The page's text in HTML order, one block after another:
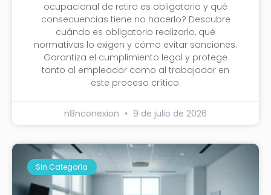
ocupacional de retiro es obligatorio y qué
consecuencias tiene no hacerlo? Descubre
cuándo es obligatorio realizarlo, qué
normativas lo exigen y cómo evitar sanciones.
Garantiza el cumplimiento legal y protege
tanto al empleador como al trabajador en
este proceso crítico.
n8nconexion 9 de julio de 2026
Sin Categoría